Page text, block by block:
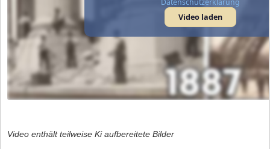
Video laden
Video enthält teilweise Ki aufbereitete Bilder